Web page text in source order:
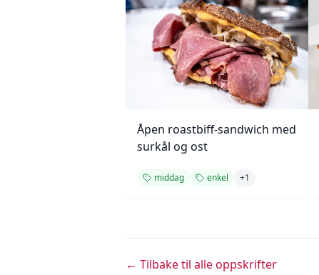
Åpen roastbiff-sandwich med
surkål og ost
middag enkel +1
← Tilbake til alle oppskrifter